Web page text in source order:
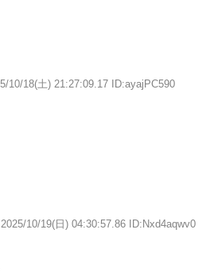
10/18(土) 21:27:09.17 ID:ayajPC590
2025/10/19(日) 04:30:57.86 ID:Nxd4aqwv0